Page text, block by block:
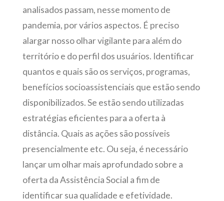
analisados passam, nesse momento de
pandemia, por vários aspectos. É preciso
alargar nosso olhar vigilante para além do
território e do perfil dos usuários. Identificar
quantos e quais são os serviços, programas,
benefícios socioassistenciais que estão sendo
disponibilizados. Se estão sendo utilizadas
estratégias eficientes para a oferta à
distância. Quais as ações são possíveis
presencialmente etc. Ou seja, é necessário
lançar um olhar mais aprofundado sobre a
oferta da Assistência Social a fim de
identificar sua qualidade e efetividade.